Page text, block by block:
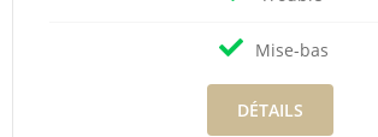
Mise-bas
DÉTAILS